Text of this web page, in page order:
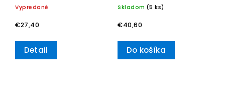
Vypredané
€27,40
Detail
Skladom (5 ks)
€40,60
Do košíka